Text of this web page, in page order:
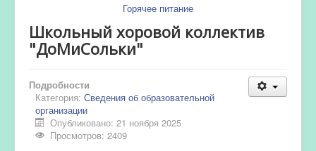
Горячее питание
Школьный хоровой коллектив
"ДоМиСольки"
Подробности
Категория: Сведения об образовательной
организации
Опубликовано: 21 ноября 2025
Просмотров: 2409